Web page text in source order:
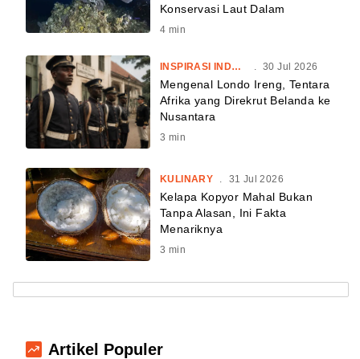
Konservasi Laut Dalam
4 min
INSPIRASI INDONESIA 30 Jul 2026
Mengenal Londo Ireng, Tentara
Afrika yang Direkrut Belanda ke
Nusantara
3 min
KULINARY . 31 Jul 2026
Kelapa Kopyor Mahal Bukan
Tanpa Alasan, Ini Fakta
Menariknya
3 min
Artikel Populer